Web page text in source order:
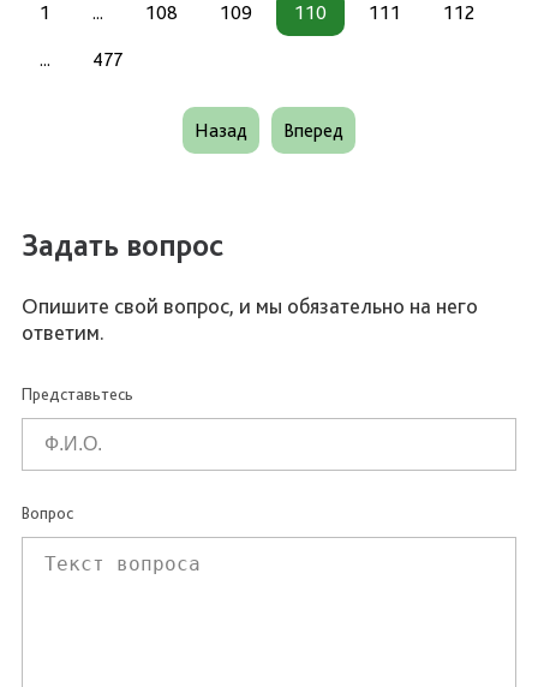
1 ... 108 109 110 111 112
... 477
Назад Вперед
Задать вопрос
Опишите свой вопрос, и мы обязательно на него
ответим.
Представьтесь
Вопрос